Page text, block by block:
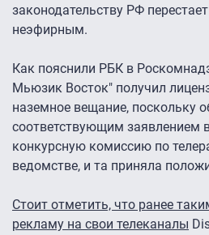
законодательству РФ
неэфирным.
Как пояснили РБК в
Мьюзик Восток" получил
наземное вещание, поскольку
соответствующим заявлением
конкурсную комиссию по
ведомстве, и та приняла
Стоит отметить, что ранее
рекламу на свои телеканалы